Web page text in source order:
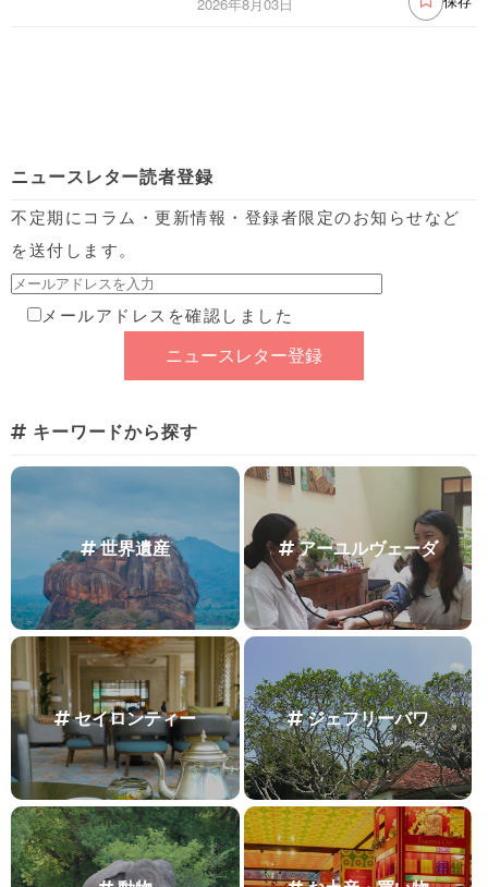
ニュースレター読者登録
不定期にコラム・更新情報・登録者限定のお知らせなど
を送付します。
メールアドレスを確認しました
キーワードから探す
世界遺産 アーユルヴェーダ
セイロンティー ジェフリーバワ